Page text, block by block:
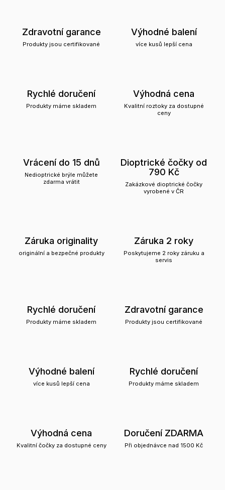
Zdravotní garance
Produkty jsou certifikované
Výhodné balení
více kusů lepší cena
Rychlé doručení
Produkty máme skladem
Výhodná cena
Kvalitní roztoky za dostupné
ceny
Vrácení do 15 dnů
Nedioptrické brýle můžete
zdarma vrátit
Dioptrické čočky od
790 Kč
Zakázkové dioptrické čočky
vyrobené v ČR
Záruka originality
originální a bezpečné produkty
Záruka 2 roky
Poskytujeme 2 roky záruku a
servis
Rychlé doručení
Produkty máme skladem
Zdravotní garance
Produkty jsou certifikované
Výhodné balení
více kusů lepší cena
Rychlé doručení
Produkty máme skladem
Výhodná cena
Kvalitní čočky za dostupné ceny
Doručení ZDARMA
Při objednávce nad 1500 Kč